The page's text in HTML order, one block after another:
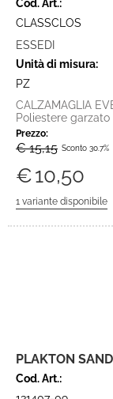
Cod. Art.:
CLASSCLOS
ESSEDI
Unità di misura:
PZ
CALZAMAGLIA
Poliestere
Prezzo:
€ 15,15 Sconto 30.7%
€10,50
PLAKTON
Cod. Art.: